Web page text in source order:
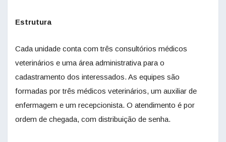
Estrutura
Cada unidade conta com três consultórios médicos
veterinários e uma área administrativa para o
cadastramento dos interessados. As equipes são
formadas por três médicos veterinários, um auxiliar de
enfermagem e um recepcionista. O atendimento é por
ordem de chegada, com distribuição de senha.